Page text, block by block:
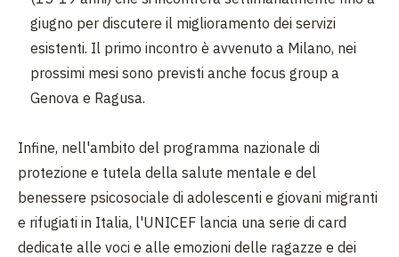
giugno per discutere il miglioramento dei servizi
esistenti. Il primo incontro è avvenuto a Milano, nei
prossimi mesi sono previsti anche focus group a
Genova e Ragusa.
Infine, nell'ambito del programma nazionale di
protezione e tutela della salute mentale e del
benessere psicosociale di adolescenti e giovani migranti
e rifugiati in Italia, l'UNICEF lancia una serie di card
dedicate alle voci e alle emozioni delle ragazze e dei